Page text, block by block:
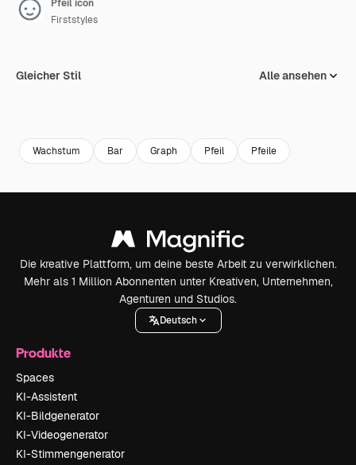
Pfeil icon
Firststyles
Gleicher Stil Alle ansehen
Wachstum Bar Graph Pfeil Pfeile
Die kreative Plattform, um deine beste Arbeit zu verwirklichen.
Mehr als 1 Million Abonnenten unter Kreativen, Unternehmen,
Agenturen und Studios.
Deutsch
Produkte
Spaces
KI-Assistent
KI-Bildgenerator
KI-Videogenerator
KI-Stimmengenerator